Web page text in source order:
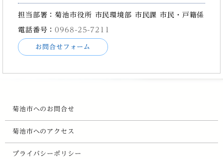
担当部署：菊池市役所 市民環境部 市民課 市民・戸籍係
電話番号：0968-25-7211
お問合せフォーム
菊池市へのお問合せ
菊池市へのアクセス
プライバシーポリシー